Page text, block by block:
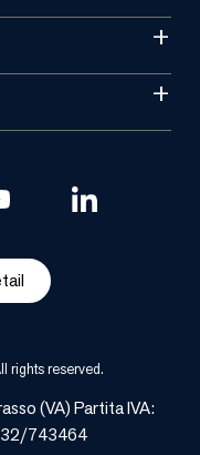
rights reserved.
(VA) Partita IVA:
743464